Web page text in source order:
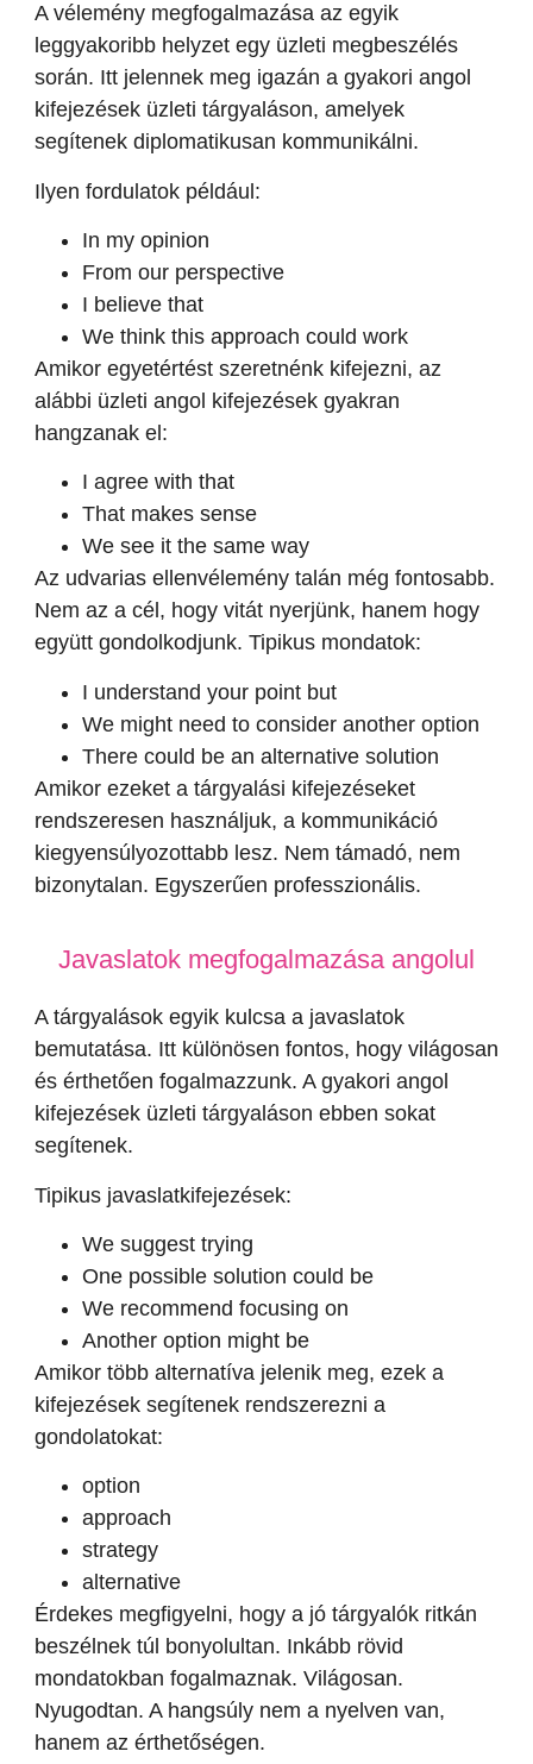
A vélemény megfogalmazása az egyik
leggyakoribb helyzet egy üzleti megbeszélés
során. Itt jelennek meg igazán a gyakori angol
kifejezések üzleti tárgyaláson, amelyek
segítenek diplomatikusan kommunikálni.
Ilyen fordulatok például:
In my opinion
From our perspective
I believe that
We think this approach could work
Amikor egyetértést szeretnénk kifejezni, az
alábbi üzleti angol kifejezések gyakran
hangzanak el:
I agree with that
That makes sense
We see it the same way
Az udvarias ellenvélemény talán még fontosabb.
Nem az a cél, hogy vitát nyerjünk, hanem hogy
együtt gondolkodjunk. Tipikus mondatok:
I understand your point but
We might need to consider another option
There could be an alternative solution
Amikor ezeket a tárgyalási kifejezéseket
rendszeresen használjuk, a kommunikáció
kiegyensúlyozottabb lesz. Nem támadó, nem
bizonytalan. Egyszerűen professzionális.
Javaslatok megfogalmazása angolul
A tárgyalások egyik kulcsa a javaslatok
bemutatása. Itt különösen fontos, hogy világosan
és érthetően fogalmazzunk. A gyakori angol
kifejezések üzleti tárgyaláson ebben sokat
segítenek.
Tipikus javaslatkifejezések:
We suggest trying
One possible solution could be
We recommend focusing on
Another option might be
Amikor több alternatíva jelenik meg, ezek a
kifejezések segítenek rendszerezni a
gondolatokat:
option
approach
strategy
alternative
Érdekes megfigyelni, hogy a jó tárgyalók ritkán
beszélnek túl bonyolultan. Inkább rövid
mondatokban fogalmaznak. Világosan.
Nyugodtan. A hangsúly nem a nyelven van,
hanem az érthetőségen.